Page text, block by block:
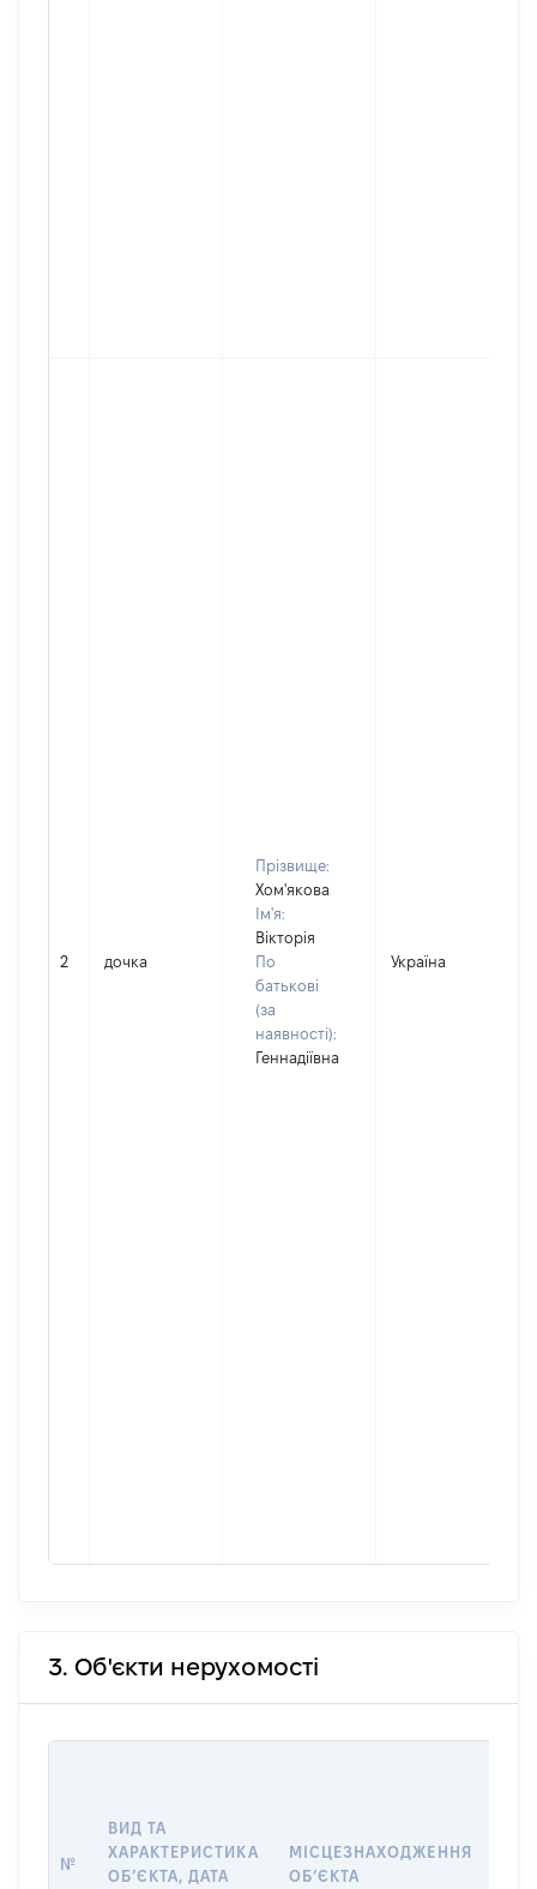
2 дочка
Прізвище:
Хом'якова
Ім'я:
Вікторія
По
батькові
(за
наявності):
Геннадіївна
Україна
3. Об'єкти нерухомості
№
ВИД ТА
ХАРАКТЕРИСТИКА
ОБʼЄКТА, ДАТА
МІСЦЕЗНАХОДЖЕННЯ
ОБʼЄКТА